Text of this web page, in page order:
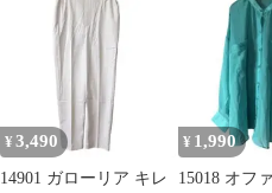
¥ 3,490
14901 ガローリア キレ
¥ 1,990
15018 オフ